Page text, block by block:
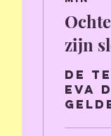
zijn
mijn
De
Eva